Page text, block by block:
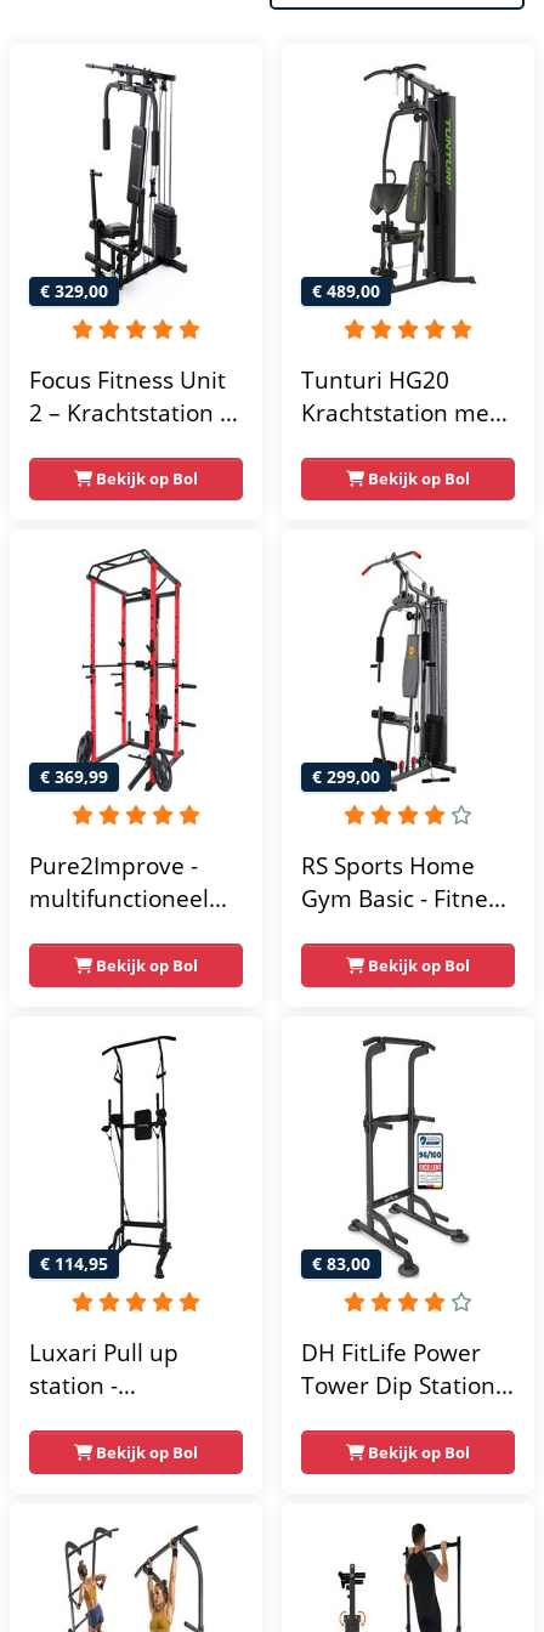
€ 329,00
Focus Fitness Unit
2 – Krachtstation –
– Lat Pulley
Bekijk op Bol
€ 489,00
Tunturi HG20
Krachtstation met
Compacte home
gym met lat pulley
krachtstation voor
thuis - Compact en
multifunctioneel -
Incl. gratis fitness
Bekijk op Bol
€ 369,99
Pure2Improve -
multifunctioneel
krachtstation -
home gym -
215x111x142
Bekijk op Bol
€ 299,00
RS Sports Home
Gym Basic - Fitness
Bekijk op Bol
€ 114,95
Luxari Pull up
station -
- Dip Station - Pull
Up Bar -
Krachtstation -
Power Rack -
Verstelbaar -
Bekijk op Bol
€ 83,00
DH FitLife Power
Tower Dip Station |
vrijstaand | dip
barren rugtrainer |
krachtstation
krachttoren |
fitnessstation |
power rack voor
Bekijk op Bol